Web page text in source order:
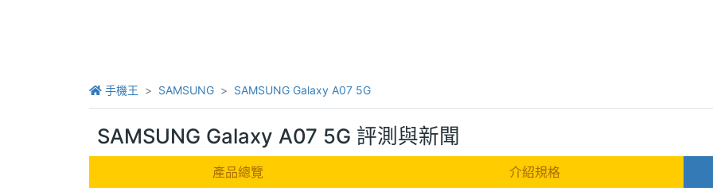
手機王 SAMSUNG SAMSUNG Galaxy A07 5G
SAMSUNG Galaxy A07 5G 評測與新聞
產品總覽 介紹規格